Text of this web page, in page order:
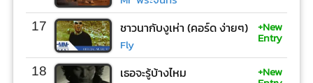
17 ชาวนากับงูเห่า (คอร์ด ง่ายๆ)
Fly
+New
Entry
18 เธอจะรู้บ้างไหม +New